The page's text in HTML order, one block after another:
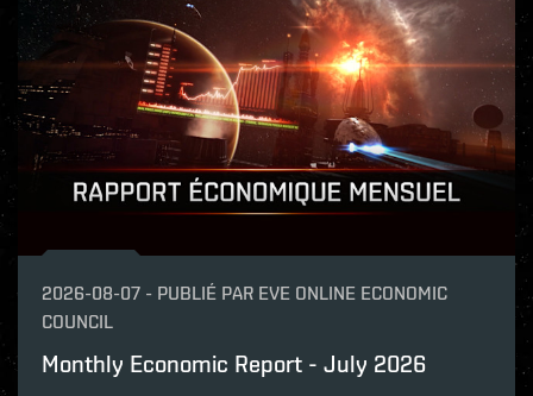
2026-08-07 - PUBLIÉ PAR EVE ONLINE ECONOMIC
COUNCIL
Monthly Economic Report - July 2026